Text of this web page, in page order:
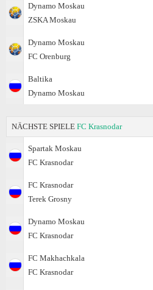
Dynamo Moskau
ZSKA Moskau
Dynamo Moskau
FC Orenburg
Baltika
Dynamo Moskau
NÄCHSTE SPIELE FC Krasnodar
Spartak Moskau
FC Krasnodar
FC Krasnodar
Terek Grosny
Dynamo Moskau
FC Krasnodar
FC Makhachkala
FC Krasnodar